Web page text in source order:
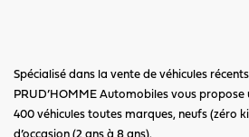
Spécialisé dans la vente de véhicules
PRUD’HOMME Automobiles vous propose
400 véhicules toutes marques, neufs (zéro